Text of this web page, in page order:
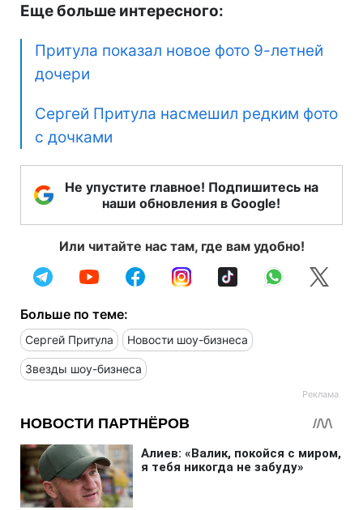
Еще больше интересного:
Притула показал новое фото 9-летней
дочери
Сергей Притула насмешил редким фото
с дочками
Не упустите главное! Подпишитесь на
наши обновления в Google!
Или читайте нас там, где вам удобно!
Больше по теме:
Сергей Притула Новости шоу-бизнеса
Звезды шоу-бизнеса